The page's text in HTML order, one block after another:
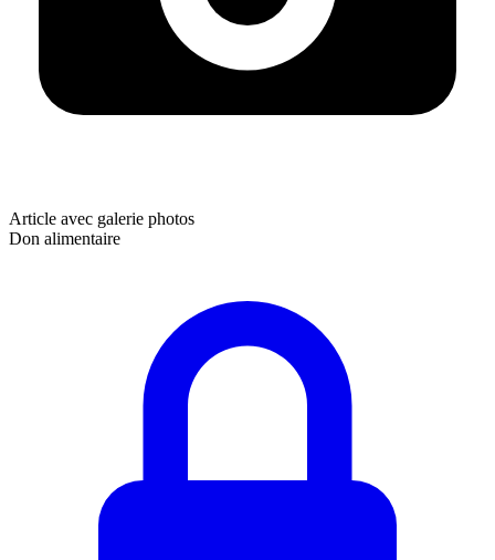
Article avec galerie photos
Don alimentaire